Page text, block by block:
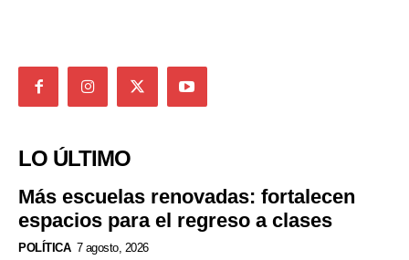
LO ÚLTIMO
Más escuelas renovadas: fortalecen
espacios para el regreso a clases
POLÍTICA 7 agosto, 2026